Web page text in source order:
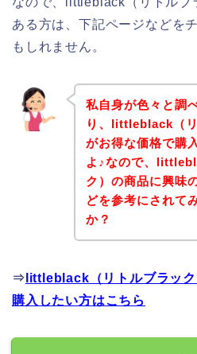
ある方は、下記ページなどを
もしれません。
私自身が色々と調
り、littleblack（
がお得な価格で購
よ♪なので、
ク）の商品に興味
どを参考にされて
か？
⇒ littleblack（リトルブラッ
購入したい方はこちら